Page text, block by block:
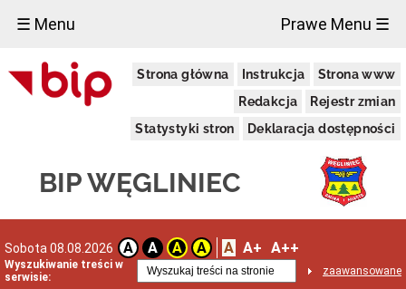
☰ Menu Prawe Menu ☰
Strona główna Instrukcja
Strona www
Redakcja
Rejestr zmian
Statystyki stron
Deklaracja dostępności
BIP WĘGLINIEC
Sobota 08.08.2026 A A A A A A+ A++
Wyszukiwanie treści w
serwisie:
zaawansowane
Urząd
Miasta
RODO
adresowe
i
otwarcia
Regulamin
×